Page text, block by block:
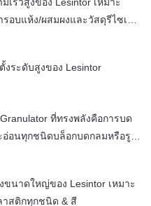
อบแห้ง/ผสมผงและวัสดุรีไซเคิล
งระดับสูงของ Lesintor
ที่ทรงพลังคือการบด
อนทุกชนิดบล็อกบดกลมหรือรูป
กทางออกลงในเม็ด
ขนาดใหญ่ของ Lesintor เหมาะ
สติกทุกชนิด & สี